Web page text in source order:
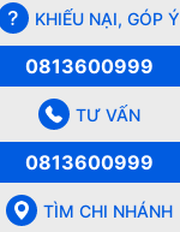
KHIẾU NẠI, GÓP Ý
0813600999
TƯ VẤN
0813600999
TÌM CHI NHÁNH